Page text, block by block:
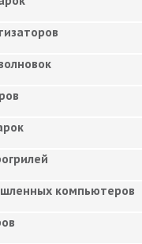
компьютеров